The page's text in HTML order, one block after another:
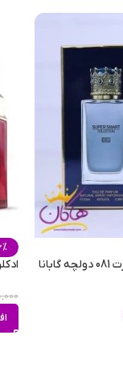
ادکلن جیبی مردانه سوپر اسمارت 081 دولچه گابانا